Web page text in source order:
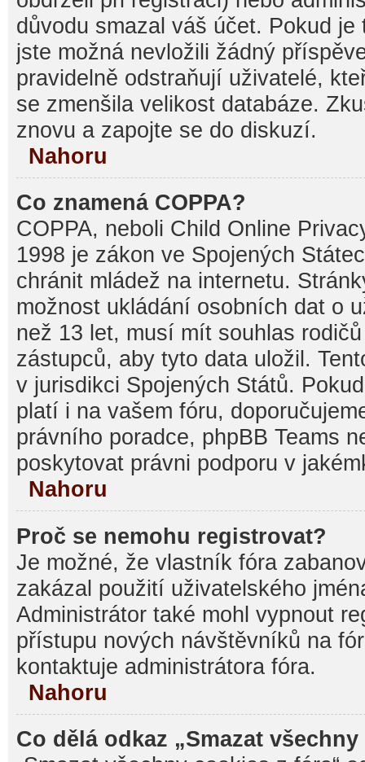
důvodu smazal váš účet. Pokud
jste možná nevložili žádný
pravidelně odstraňují uživatelé,
se zmenšila velikost databáze.
znovu a zapojte se do diskuzí.
Nahoru
Co znamená COPPA?
COPPA, neboli Child Online
1998 je zákon ve Spojených
chránit mládež na internetu.
možnost ukládání osobních dat o
než 13 let, musí mít souhlas
zástupců, aby tyto data uložil.
v jurisdikci Spojených Států.
platí i na vašem fóru,
právního poradce, phpBB Teams
poskytovat právni podporu v
Nahoru
Proč se nemohu registrovat?
Je možné, že vlastník fóra
zakázal použití uživatelského
Administrátor také mohl vypnout
přístupu nových návštěvníků na
kontaktuje administrátora fóra.
Nahoru
Co dělá odkaz „Smazat